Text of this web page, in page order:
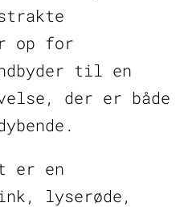
op for
til en
der er både
er en
lyserøde,